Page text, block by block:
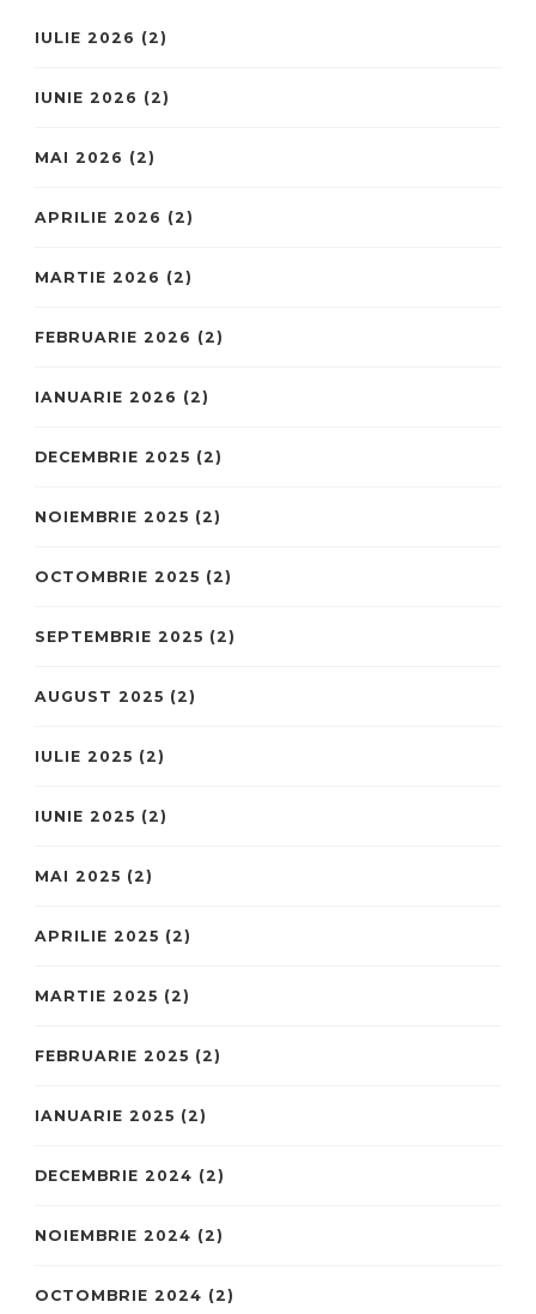
IULIE 2026 (2)
IUNIE 2026 (2)
MAI 2026 (2)
APRILIE 2026 (2)
MARTIE 2026 (2)
FEBRUARIE 2026 (2)
IANUARIE 2026 (2)
DECEMBRIE 2025 (2)
NOIEMBRIE 2025 (2)
OCTOMBRIE 2025 (2)
SEPTEMBRIE 2025 (2)
AUGUST 2025 (2)
IULIE 2025 (2)
IUNIE 2025 (2)
MAI 2025 (2)
APRILIE 2025 (2)
MARTIE 2025 (2)
FEBRUARIE 2025 (2)
IANUARIE 2025 (2)
DECEMBRIE 2024 (2)
NOIEMBRIE 2024 (2)
OCTOMBRIE 2024 (2)